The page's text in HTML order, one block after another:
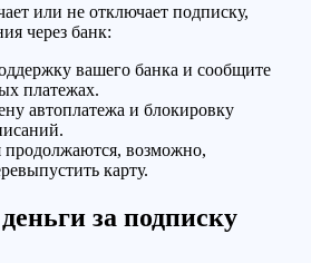
или не отключает подписку,
через банк:
вашего банка и сообщите
платежах.
автоплатежа и блокировку
продолжаются, возможно,
карту.
за подписку